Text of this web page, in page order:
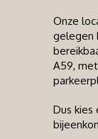
Onze
gelegen
A59,
Dus kies